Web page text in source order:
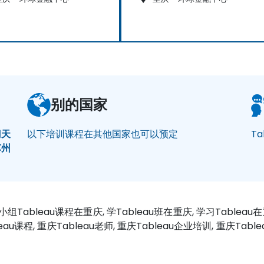
天
别的国家
以下培训课程在其他国家也可以预定
组Tableau课程在重庆, 学Tableau班在重庆, 学习Tableau
课程, 重庆Tableau老师, 重庆Tableau企业培训, 重庆